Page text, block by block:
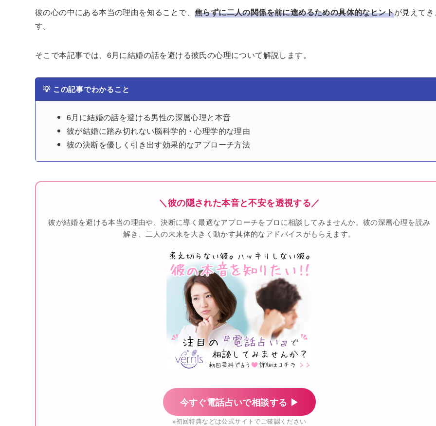
彼の心の中にある本当の理由を知ることで、 焦らずに二人の関係を前に進めるための具体的なヒントが見えて
す。
そこで本記事では、6月に結婚の話を避ける彼氏の心理について解説します。
💡 この記事でわかること
6月に結婚の話を避ける男性の深層心理と本音
彼が結婚に踏み切れない脳科学的・心理学的な理由
彼の決断を優しく引き出す効果的なアプローチ方法
＼彼の隠された本音と不安を透視する／
彼が結婚を避ける本当の理由や、決断に導く最適なアプローチをプロに相談してみませんか。彼の深層心理を読み
解き、二人の未来を大きく動かす具体的なアドバイスがもらえます。
今すぐ電話占いで相談する ▶
※初回特典などは公式サイトでご確認ください